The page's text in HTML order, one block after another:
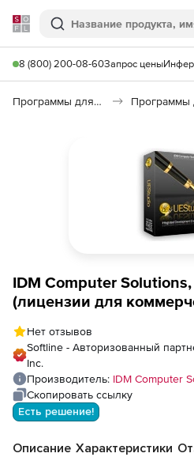
Softline
Поиск
8 (800) 200-08-60Запрос цены
Программы для программирования
IDM Computer
(лицензии для
Нет отзывов
Softline - Авторизованный
Inc.
Производитель: IDM Computer
Скопировать ссылку
Есть решение!
Описание Характеристики